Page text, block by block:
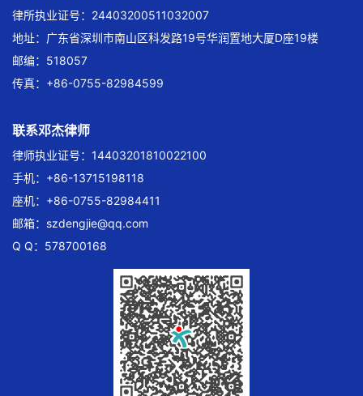
律所执业证号：24403200511032007
地址：广东省深圳市南山区科发路19号华润置地大厦D座19楼
邮编：518057
传真：+86-0755-82984599
联系邓杰律师
律师执业证号：14403201810022100
手机：+86-13715198118
座机：+86-0755-82984411
邮箱： szdengjie@qq.com
Q Q：578700168